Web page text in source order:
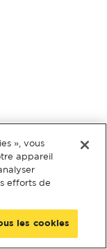
», vous
appareil
efforts de
les cookies